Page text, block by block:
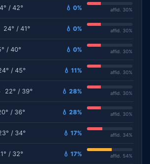
/ 42° 💧 0% affid. 30%
24° / 41° 💧 0% affid. 30%
/ 40° 💧 0% affid. 30%
/ 45° 💧 11% affid. 30%
22° / 39° 💧 28% affid. 30%
/ 36° 💧 28% affid. 30%
/ 34° 💧 17% affid. 34%
/ 32° 💧 17% affid. 54%